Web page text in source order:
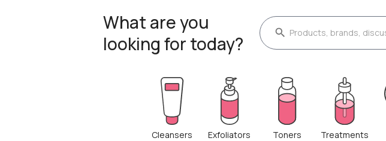
What are you
looking for today?
Cleansers Exfoliators Toners Treatments